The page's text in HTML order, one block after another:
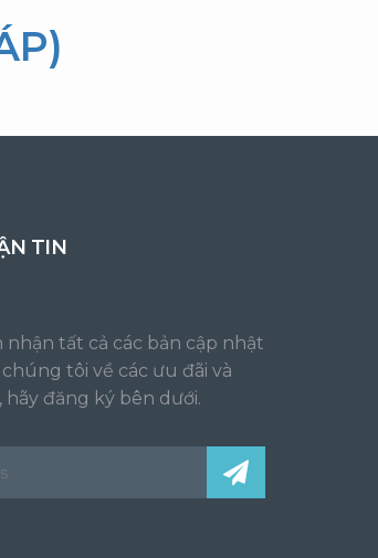
TIN
tất cả các bản cập nhật
tôi về các ưu đãi và
hãy đăng ký bên dưới.